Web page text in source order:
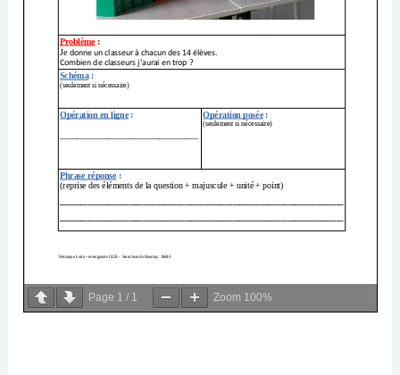
Page 1 / 1 Zoom 100%